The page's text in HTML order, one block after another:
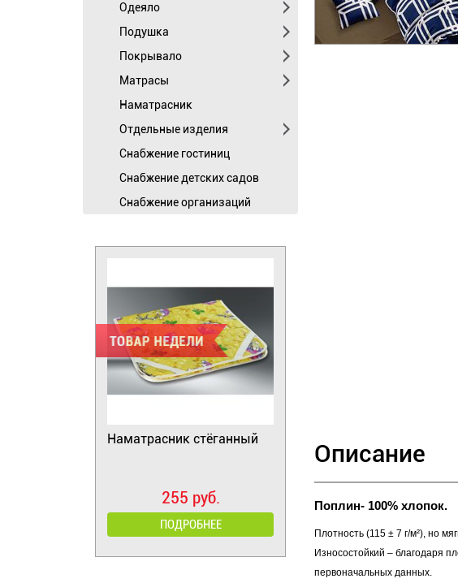
Одеяло
Подушка
Покрывало
Матрасы
Наматрасник
Отдельные изделия
Cнабжение гостиниц
Снабжение детских садов
Снабжение организаций
Наматрасник стёганный
255 руб.
ПОДРОБНЕЕ
Описание
Поплин- 100% хлопок.
Плотность (115 ± 7 г/м²), но
Износостойкий – благодаря
первоначальных данных.